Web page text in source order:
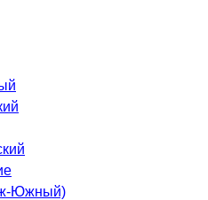
Южный)